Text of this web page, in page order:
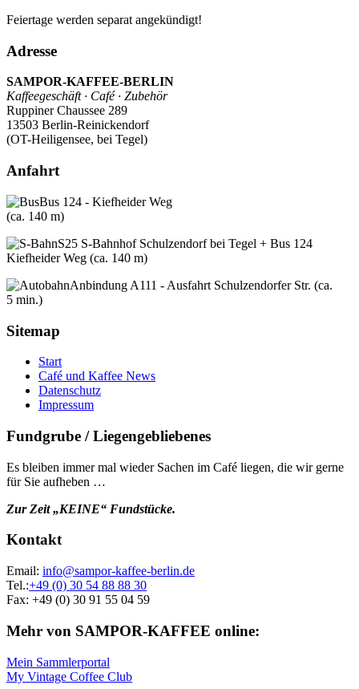
Feiertage werden separat angekündigt!
Adresse
SAMPOR-KAFFEE-BERLIN
Kaffeegeschäft · Café · Zubehör
Ruppiner Chaussee 289
13503 Berlin-Reinickendorf
(OT-Heiligensee, bei Tegel)
Anfahrt
Bus 124 - Kiefheider Weg
(ca. 140 m)
S25 S-Bahnhof Schulzendorf bei Tegel + Bus 124
Kiefheider Weg (ca. 140 m)
Anbindung A111 - Ausfahrt Schulzendorfer Str. (ca.
5 min.)
Sitemap
Start
Café und Kaffee News
Datenschutz
Impressum
Fundgrube / Liegengebliebenes
Es bleiben immer mal wieder Sachen im Café liegen, die wir gerne
für Sie aufheben …
Zur Zeit „KEINE“ Fundstücke.
Kontakt
Email: info@sampor-kaffee-berlin.de
Tel.:+49 (0) 30 54 88 88 30
Fax: +49 (0) 30 91 55 04 59
Mehr von SAMPOR-KAFFEE online:
Mein Sammlerportal
My Vintage Coffee Club